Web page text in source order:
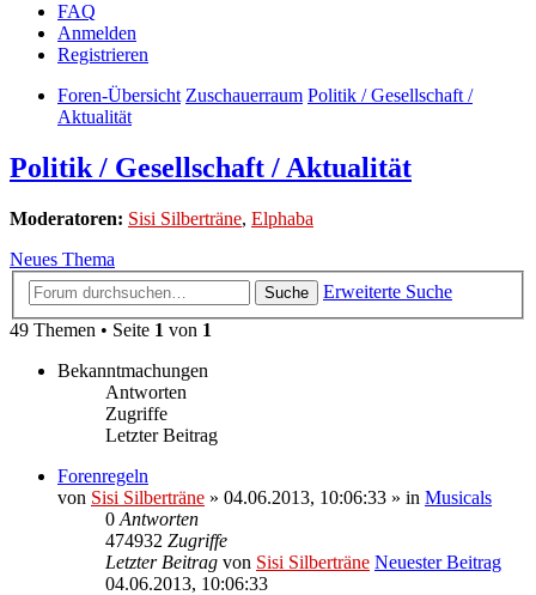
FAQ
Anmelden
Registrieren
Foren-Übersicht Zuschauerraum Politik / Gesellschaft /
Aktualität
Politik / Gesellschaft / Aktualität
Moderatoren: Sisi Silberträne, Elphaba
Neues Thema
Suche
Erweiterte Suche
49 Themen • Seite 1 von 1
Bekanntmachungen
Antworten
Zugriffe
Letzter Beitrag
Forenregeln
von Sisi Silberträne » 04.06.2013, 10:06:33 » in Musicals
0 Antworten
474932 Zugriffe
Letzter Beitrag von Sisi Silberträne Neuester Beitrag
04.06.2013, 10:06:33